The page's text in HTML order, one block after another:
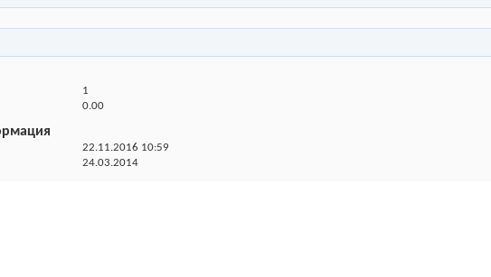
1
0.00
22.11.2016 10:59
24.03.2014